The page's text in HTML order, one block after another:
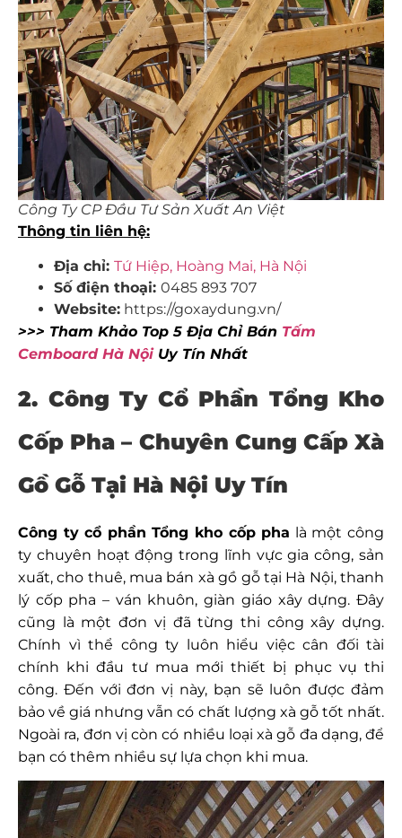
Công Ty CP Đầu Tư Sản Xuất An Việt
Thông tin liên hệ:
Địa chỉ: Tứ Hiệp, Hoàng Mai, Hà Nội
Số điện thoại: 0485 893 707
Website: https://goxaydung.vn/
>>> Tham Khảo Top 5 Địa Chỉ Bán Tấm
Cemboard Hà NộiUy Tín Nhất
2. Công Ty Cổ Phần Tổng Kho
Cốp Pha – Chuyên Cung Cấp Xà
Gồ Gỗ Tại Hà Nội Uy Tín
Công ty cổ phần Tổng kho cốp pha là một công
ty chuyên hoạt động trong lĩnh vực gia công, sản
xuất, cho thuê, mua bán xà gồ gỗ tại Hà Nội, thanh
lý cốp pha – ván khuôn, giàn giáo xây dựng. Đây
cũng là một đơn vị đã từng thi công xây dựng.
Chính vì thể công ty luôn hiểu việc cân đối tài
chính khi đầu tư mua mới thiết bị phục vụ thi
công. Đến với đơn vị này, bạn sẽ luôn được đảm
bảo về giá nhưng vẫn có chất lượng xà gỗ tốt nhất.
Ngoài ra, đơn vị còn có nhiều loại xà gỗ đa dạng, để
bạn có thêm nhiều sự lựa chọn khi mua.